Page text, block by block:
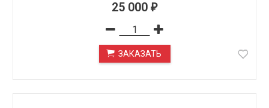
25 000 ₽
ЗАКАЗАТЬ